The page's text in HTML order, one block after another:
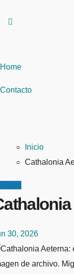
Home
Contacto
Inicio
Cathalonia
30, 2026
de archivo.